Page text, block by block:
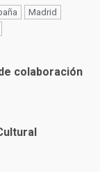
Madrid
colaboración